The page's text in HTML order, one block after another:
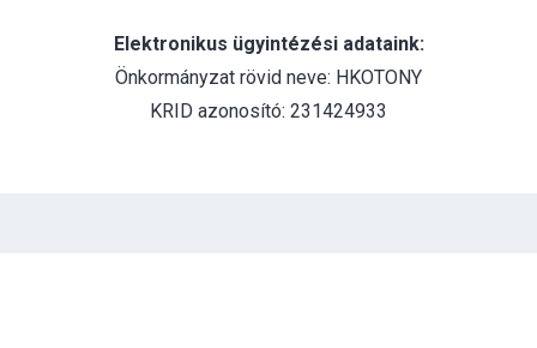
Elektronikus ügyintézési adataink:
Önkormányzat rövid neve: HKOTONY
KRID azonosító: 231424933